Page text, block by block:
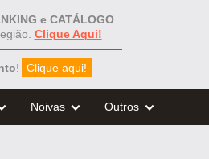
e CATÁLOGO
Clique Aqui!
! Clique aqui!
Noivas Outros